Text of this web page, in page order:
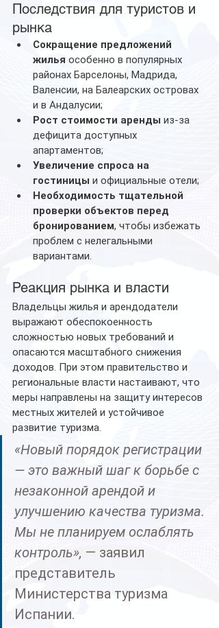
Последствия для туристов и
рынка
Сокращение предложений
жилья особенно в популярных
районах Барселоны, Мадрида,
Валенсии, на Балеарских островах
и в Андалусии;
Рост стоимости аренды из-за
дефицита доступных
апартаментов;
Увеличение спроса на
гостиницы и официальные отели;
Необходимость тщательной
проверки объектов перед
бронированием, чтобы избежать
проблем с нелегальными
вариантами.
Реакция рынка и власти
Владельцы жилья и арендодатели
выражают обеспокоенность
сложностью новых требований и
опасаются масштабного снижения
доходов. При этом правительство и
региональные власти настаивают, что
меры направлены на защиту интересов
местных жителей и устойчивое
развитие туризма.
«Новый порядок регистрации
— это важный шаг к борьбе с
незаконной арендой и
улучшению качества туризма.
Мы не планируем ослаблять
контроль», — заявил
представитель
Министерства туризма
Испании.